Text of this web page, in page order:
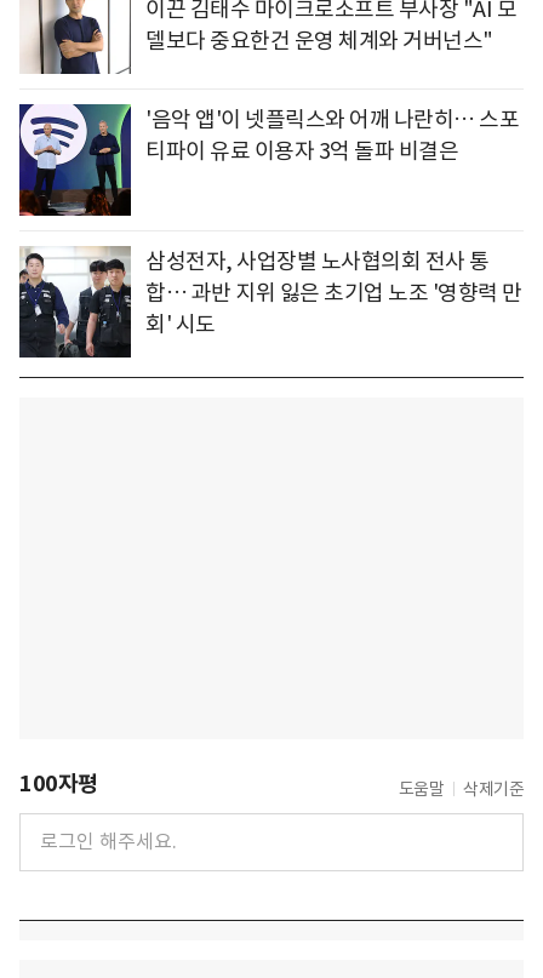
이끈 김태수 마이크로소프트 부사장 "AI 모
델보다 중요한건 운영 체계와 거버넌스"
'음악 앱'이 넷플릭스와 어깨 나란히… 스포
티파이 유료 이용자 3억 돌파 비결은
삼성전자, 사업장별 노사협의회 전사 통
합… 과반 지위 잃은 초기업 노조 '영향력 만
회' 시도
100자평 도움말 삭제기준